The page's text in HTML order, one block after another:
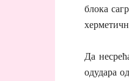
блока
Да
одудара